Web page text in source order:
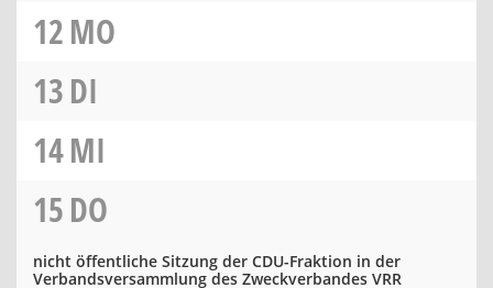
12MO
13DI
14MI
15DO
nicht öffentliche Sitzung der CDU-Fraktion in der
Verbandsversammlung des Zweckverbandes VRR